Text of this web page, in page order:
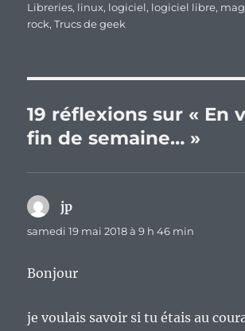
Libreries, linux, logiciel, logiciel libre,
rock,Trucs de geek
19 réflexions sur « En
fin de semaine… »
jp
samedi 19 mai 2018 à 9 h 46 min
Bonjour
je voulais savoir si tu étais au